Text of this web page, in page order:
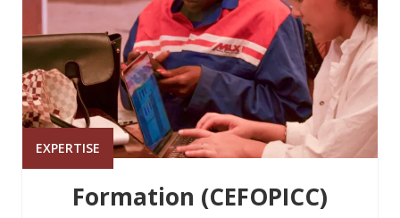
EXPERTISE
Formation (CEFOPICC)